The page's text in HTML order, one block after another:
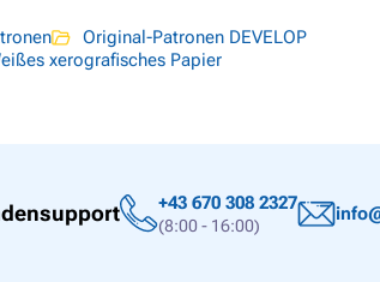
Original-Patronen DEVELOP
xerografisches Papier
+43 670 308 2327
(8:00 - 16:00)